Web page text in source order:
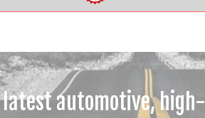
automotive,